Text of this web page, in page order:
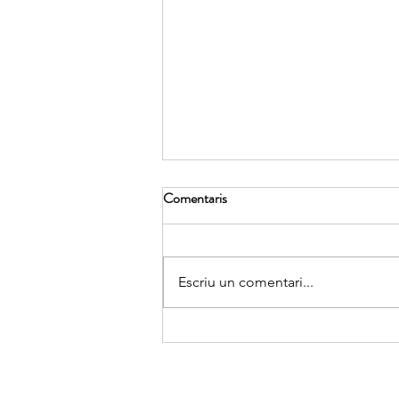
Cloenda del curs de l'Associació
Comentaris
Escriu un comentari...